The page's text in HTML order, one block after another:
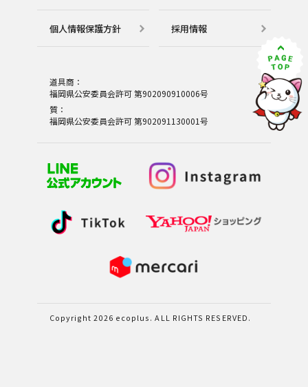
個⼈情報保護⽅針 採用情報
道具商：
福岡県公安委員会許可 第902090910006号
質：
福岡県公安委員会許可 第902091130001号
Copyright 2026 ecoplus. ALL RIGHTS RESERVED.